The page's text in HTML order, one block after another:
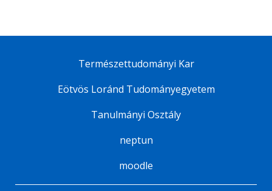
Természettudományi Kar
Eötvös Loránd Tudományegyetem
Tanulmányi Osztály
neptun
moodle